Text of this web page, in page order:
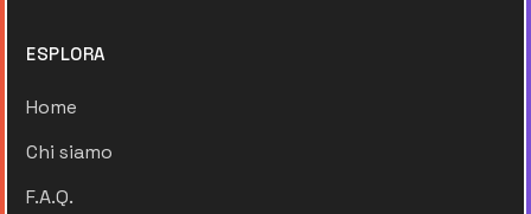
ESPLORA
Home
Chi siamo
F.A.Q.